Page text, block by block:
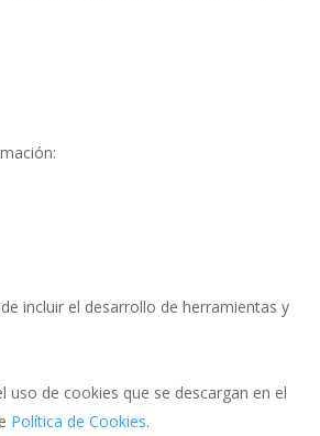
incluir el desarrollo de herramientas y
de cookies que se descargan en el
Política de Cookies.